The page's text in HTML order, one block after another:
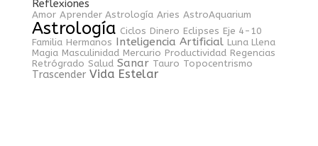
Reflexiones
Amor Aprender Astrología Aries AstroAquarium
Astrología Ciclos Dinero Eclipses Eje 4-10
Familia Hermanos Inteligencia Artificial Luna Llena
Magia Masculinidad Mercurio Productividad Regencias
Retrógrado Salud Sanar Tauro Topocentrismo
Trascender Vida Estelar